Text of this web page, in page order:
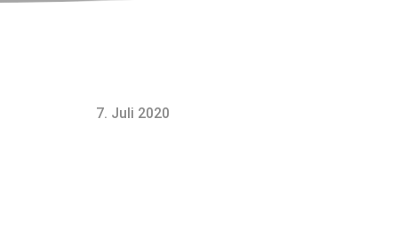
7. Juli 2020